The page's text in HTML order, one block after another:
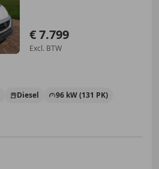
€ 7.799
Excl. BTW
Diesel 96 kW (131 PK)